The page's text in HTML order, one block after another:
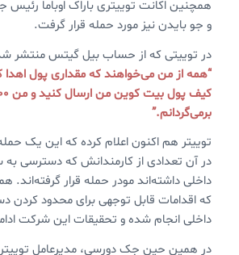
همچنین اکانت توییتری باراک اوباما رئیس
و جو بایدن نیز مورد حمله قرار گرفت.
در توییتی که از حساب بیل گیتس منتشر
برمی‌گردانم.”
توییتر هم اکنون اعلام کرده که این یک
در آن تعدادی از کارمندانش که دسترسی به
داخلی داشته‌اند مودر حمله قرار گرفته‌اند.
که اقدامات قابل توجهی برای محدود کردن
داخلی انجام شده و تحقیقات این شرکت
در همین حین جک دورسی، مدیرعامل